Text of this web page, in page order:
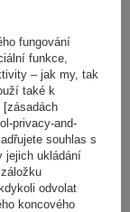
fungování
funkce,
– jak my, tak
také k
[zásadách
privacy-and-
souhlas s
jejich ukládání
odvolat
koncového